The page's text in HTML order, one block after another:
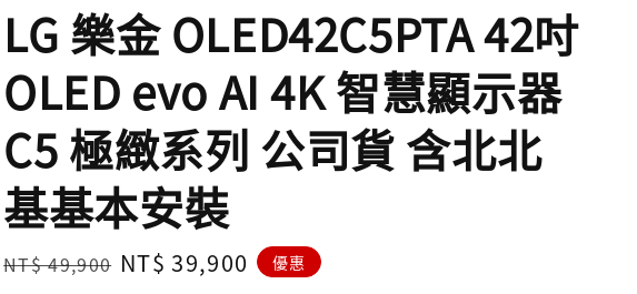
LG 樂金 OLED42C5PTA 42吋
OLED evo AI 4K 智慧顯示器
C5 極緻系列 公司貨 含北北
基基本安裝
Regular
NT$ 49,900 Sale
NT$ 39,900 優惠